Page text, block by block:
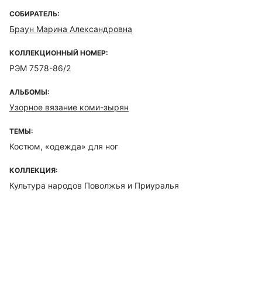
СОБИРАТЕЛЬ:
Браун Марина Александровна
КОЛЛЕКЦИОННЫЙ НОМЕР:
РЭМ 7578-86/2
АЛЬБОМЫ:
Узорное вязание коми-зырян
ТЕМЫ:
Костюм, «одежда» для ног
КОЛЛЕКЦИЯ:
Культура народов Поволжья и Приуралья